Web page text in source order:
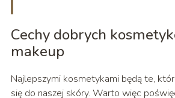
Cechy dobrych
makeup
Najlepszymi kosmetykami będą te,
się do naszej skóry. Warto więc